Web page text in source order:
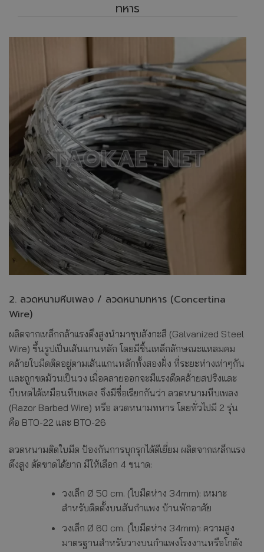
ทหาร
2. ลวดหนามหีบเพลง / ลวดหนามทหาร (Concertina
Wire)
ผลิตจากเหล็กกล้าแรงดึงสูงนำมาชุบสังกะสี (Galvanized Steel
Wire) ขึ้นรูปเป็นเส้นแกนหลัก โดยมีชิ้นเหล็กลักษณะแหลมคม
คล้ายใบมีดติดอยู่ตามเส้นแกนหลักทั้งสองฝั่ง ที่ระยะห่างเท่าๆกัน
และถูกขดม้วนเป็นวง เมื่อคลายออกจะมีแรงดีดคล้่ายสปริงและ
บีบหดได้เหมือนหีบเพลง จึงมีชื่อเรียกกันว่า ลวดหนามหีบเพลง
(Razor Barbed Wire) หรือ ลวดหนามทหาร โดยทั่วไปมี 2 รุ่น
คือ BTO-22 และ BTO-26
ลวดหนามติดใบมีด ป้องกันการบุกรุกได้ดีเยี่ยม ผลิตจากเหล็กแรง
ดึงสูง ตัดขาดได้ยาก มีให้เลือก 4 ขนาด:
วงเล็ก Ø 50 cm. (ใบมีดห่าง 34mm): เหมาะ
สำหรับติดตั้งบนสันกำแพง บ้านพักอาศัย
วงเล็ก Ø 60 cm. (ใบมีดห่าง 34mm): ความสูง
มาตรฐานสำหรับวางบนกำแพงโรงงานหรือโกดัง